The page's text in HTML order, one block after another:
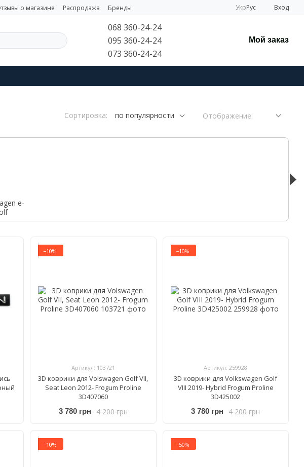
о магазине Распродажа Бренды УкрРус Вход
068 360-24-24
095 360-24-24
073 360-24-24
Мой заказ
Сортировка: по популярности Отображение:
e-
−10%
Артикул: 103721
3D коврики для Volswagen Golf VII,
Seat Leon 2012- Frogum Proline
3D407060
4 200 грн
3 780 грн
−10%
Артикул: 259928
3D коврики для Volkswagen Golf
VIII 2019- Hybrid Frogum Proline
3D425002
4 200 грн
3 780 грн
−10% −50%